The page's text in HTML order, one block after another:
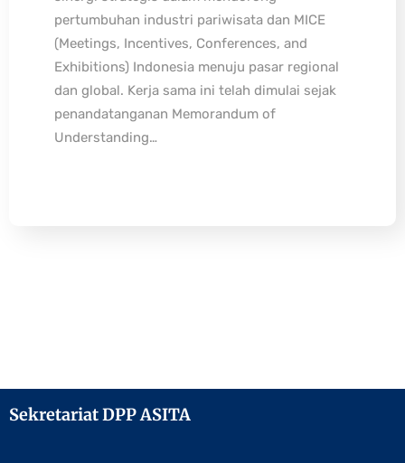
pertumbuhan industri pariwisata dan MICE
(Meetings, Incentives, Conferences, and
Exhibitions) Indonesia menuju pasar regional
dan global. Kerja sama ini telah dimulai sejak
penandatanganan Memorandum of
Understanding…
Sekretariat DPP ASITA